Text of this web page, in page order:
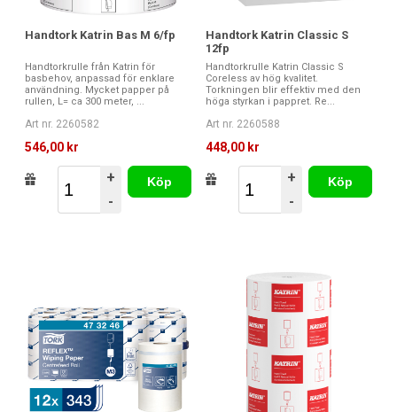
Handtork Katrin Bas M 6/fp
Handtorkrulle från Katrin för
basbehov, anpassad för enklare
användning. Mycket papper på
rullen, L= ca 300 meter, ...
Art nr. 2260582
546,00 kr
+
-
Köp
Handtork Katrin Classic S
12fp
Handtorkrulle Katrin Classic S
Coreless av hög kvalitet.
Torkningen blir effektiv med den
höga styrkan i pappret. Re...
Art nr. 2260588
448,00 kr
+
-
Köp